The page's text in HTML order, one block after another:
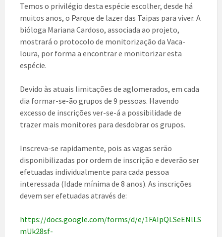
Temos o privilégio desta espécie escolher, desde há
muitos anos, o Parque de lazer das Taipas para viver. A
bióloga Mariana Cardoso, associada ao projeto,
mostrará o protocolo de monitorização da Vaca-
loura, por forma a encontrar e monitorizar esta
espécie.
Devido às atuais limitações de aglomerados, em cada
dia formar-se-ão grupos de 9 pessoas. Havendo
excesso de inscrições ver-se-á a possibilidade de
trazer mais monitores para desdobrar os grupos.
Inscreva-se rapidamente, pois as vagas serão
disponibilizadas por ordem de inscrição e deverão ser
efetuadas individualmente para cada pessoa
interessada (Idade mínima de 8 anos). As inscrições
devem ser efetuadas através de:
https://docs.google.com/forms/d/e/1FAIpQLSeENlLS
mUk28sf-